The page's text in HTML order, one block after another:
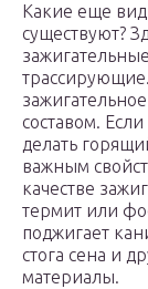
Какие еще
существуют?
составом.
делать
важным
качестве
термит или
поджигает
стога сена и
материалы.